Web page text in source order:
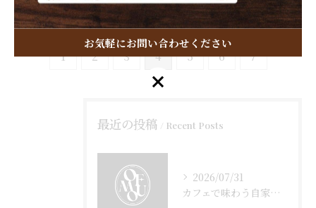
1 2 3 4 5 6 7
最近の投稿 Recent Posts
2026/07/31
カフェで味わう自家焙煎の魅力と初心者向けの安全な始め方ガイド
お気軽にお問い合わせください
お気軽にお問い合わせください